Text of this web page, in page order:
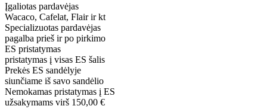
Įgaliotas pardavėjas
Wacaco, Cafelat, Flair ir kt
Specializuotas pardavėjas
pagalba prieš ir po pirkimo
ES pristatymas
pristatymas į visas ES šalis
Prekės ES sandėlyje
siunčiame iš savo sandėlio
Nemokamas pristatymas į ES
užsakymams virš 150,00 €